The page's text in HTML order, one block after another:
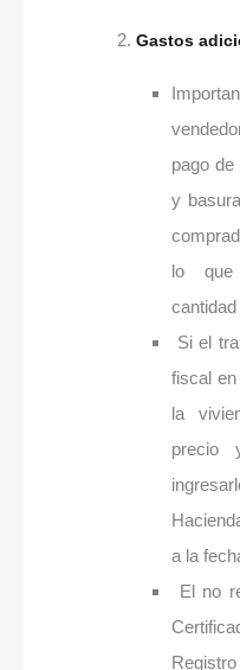
Gastos
pago
y
lo que
Si el
fiscal
la
precio
a la
El no